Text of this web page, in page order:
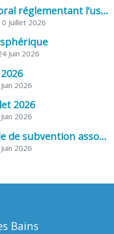
Arrêté préfectoral réglementant l’usage de l’eau
Juillet 2026
Juin 2026
2026
2026
2026
CERFA demande de subvention association
2026
Bains